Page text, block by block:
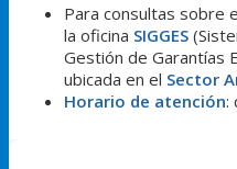
Para consultas sobre
la oficina SIGGES
Gestión de Garantías
ubicada en el Sector
Horario de atención: